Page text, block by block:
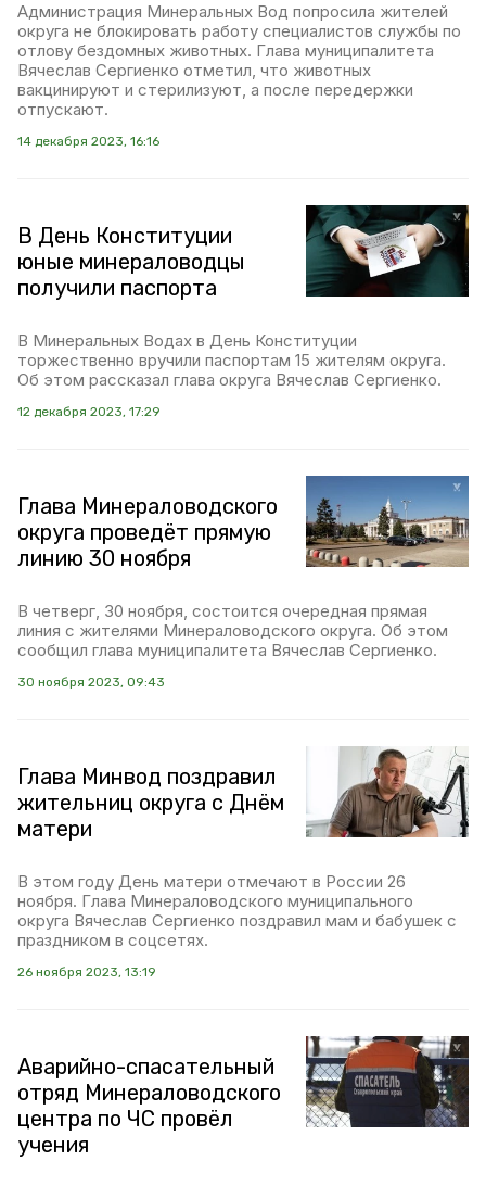
Администрация Минеральных Вод попросила жителей
округа не блокировать работу специалистов службы по
отлову бездомных животных. Глава муниципалитета
Вячеслав Сергиенко отметил, что животных
вакцинируют и стерилизуют, а после передержки
отпускают.
14 декабря 2023, 16:16
В День Конституции
юные минераловодцы
получили паспорта
В Минеральных Водах в День Конституции
торжественно вручили паспортам 15 жителям округа.
Об этом рассказал глава округа Вячеслав Сергиенко.
12 декабря 2023, 17:29
Глава Минераловодского
округа проведёт прямую
линию 30 ноября
В четверг, 30 ноября, состоится очередная прямая
линия с жителями Минераловодского округа. Об этом
сообщил глава муниципалитета Вячеслав Сергиенко.
30 ноября 2023, 09:43
Глава Минвод поздравил
жительниц округа с Днём
матери
В этом году День матери отмечают в России 26
ноября. Глава Минераловодского муниципального
округа Вячеслав Сергиенко поздравил мам и бабушек с
праздником в соцсетях.
26 ноября 2023, 13:19
Аварийно-спасательный
отряд Минераловодского
центра по ЧС провёл
учения